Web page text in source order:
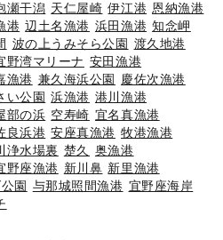
瀬干潟 天仁屋崎 伊江港 恩納漁港
港 辺土名漁港 浜田漁港 知念岬
波の上うみそら公園 渡久地港
野湾マリーナ 安田漁港
漁港 兼久海浜公園
慶佐次漁港
い公園 浜漁港 港川漁港
部の浜 空寿崎 宜名真漁港
良浜港 安座真漁港 牧港漁港
浄水場裏 楚久
奥漁港
野座漁港 新川鼻 新里漁港
園 与那城照間漁港 宜野座海岸